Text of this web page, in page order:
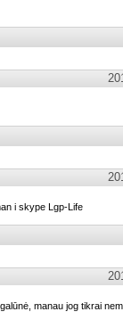
i skype Lgp-Life
manau jog tikrai